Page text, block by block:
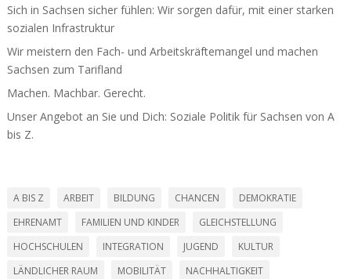
Sich in Sachsen sicher fühlen: Wir sorgen dafür, mit einer starken
sozialen Infra­struktur
Wir meistern den Fach- und Arbeits­kräf­te­mangel und machen
Sachsen zum Tarifland
Machen. Machbar. Gerecht.
Unser Angebot an Sie und Dich: Soziale Politik für Sachsen von A
bis Z.
A BIS Z ARBEIT BILDUNG CHANCEN
DEMOKRATIE
EHRENAMT
FAMILIEN UND KINDER
GLEICHSTELLUNG
HOCHSCHULEN
INTEGRATION JUGEND
KULTUR
LÄNDLICHER RAUM
MOBILITÄT
NACHHALTIGKEIT